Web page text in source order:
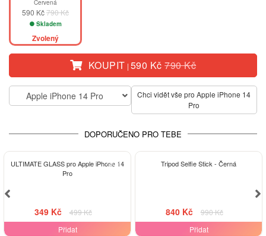
Červená
590 Kč790 Kč
Skladem
Zvolený
KOUPIT | 590 Kč790 Kč
Apple iPhone 14 Pro
Chci vidět vše pro Apple iPhone 14
Pro
DOPORUČENO PRO TEBE
-30%
ULTIMATE GLASS pro Apple iPhone 14
Pro
349 Kč
499 Kč
Přidat
Tripod Selfie Stick - Černá
840 Kč
990 Kč
Přidat